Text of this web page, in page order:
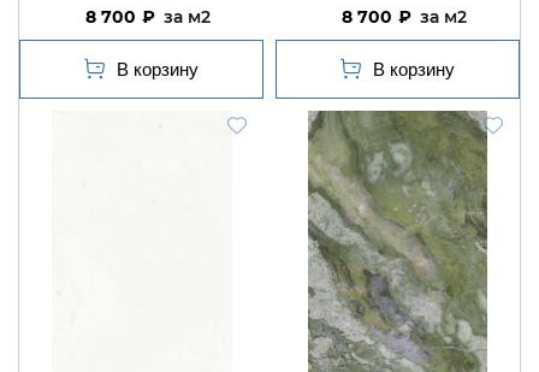
8 700 м2 8 700 м2